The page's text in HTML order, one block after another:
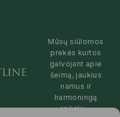
Mūsų siūlomos
prekės kurtos
galvojant apie
šeimą, jaukius
namus ir
harmoningą
aplinką –